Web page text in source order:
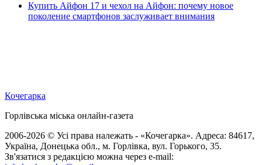
Купить Айфон 17 и чехол на Айфон: почему новое
поколение смартфонов заслуживает внимания
Кочегарка
Горлівська міська онлайн-газета
2006-2026 © Усі права належать - «Кочегарка». Адреса: 84617,
Україна, Донецька обл., м. Горлівка, вул. Горького, 35.
Зв'язатися з редакцією можна через e-mail: